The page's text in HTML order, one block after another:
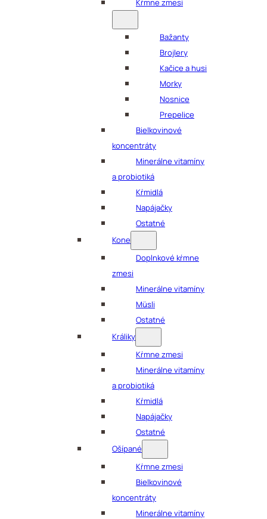
Kŕmne zmesi
Bažanty
Brojlery
Kačice a husi
Morky
Nosnice
Prepelice
Bielkovinové
koncentráty
Minerálne vitamíny
a probiotiká
Kŕmidlá
Napájačky
Ostatné
Kone
Doplnkové kŕmne
zmesi
Minerálne vitamíny
Müsli
Ostatné
Králiky
Kŕmne zmesi
Minerálne vitamíny
a probiotiká
Kŕmidlá
Napájačky
Ostatné
Ošípané
Kŕmne zmesi
Bielkovinové
koncentráty
Minerálne vitamíny